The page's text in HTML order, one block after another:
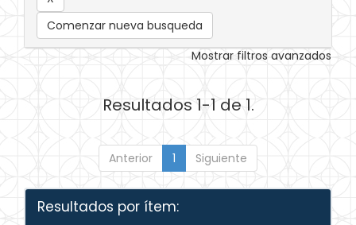
Comenzar nueva busqueda
Mostrar filtros avanzados
Resultados 1-1 de 1.
Anterior 1 Siguiente
Resultados por ítem: